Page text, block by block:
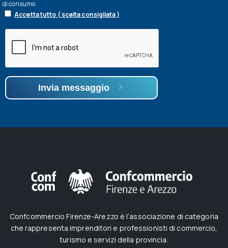
di consumo.
Accetta tutto ( scelta consigliata )
Invia messaggio
Confcommercio Firenze-Arezzo è l’associazione di categoria
che rappresenta imprenditori e professionisti di commercio,
turismo e servizi della provincia.